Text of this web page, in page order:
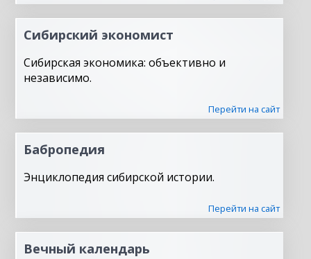
Сибирский экономист
Сибирская экономика: объективно и
независимо.
Перейти на сайт
Бабропедия
Энциклопедия сибирской истории.
Перейти на сайт
Вечный календарь